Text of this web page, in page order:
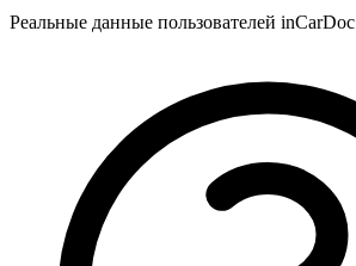
Реальные данные пользователей inCarDoc